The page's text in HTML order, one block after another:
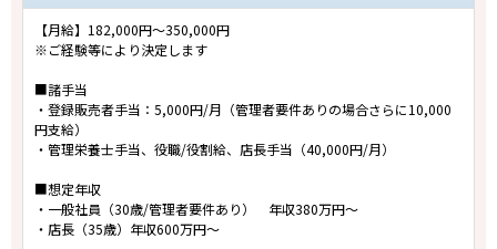
【月給】182,000円～350,000円
※ご経験等により決定します
■諸手当
・登録販売者手当：5,000円/月（管理者要件ありの場合さらに10,000
円支給）
・管理栄養士手当、役職/役割給、店長手当（40,000円/月）
■想定年収
・一般社員（30歳/管理者要件あり） 年収380万円～
・店長（35歳）年収600万円～